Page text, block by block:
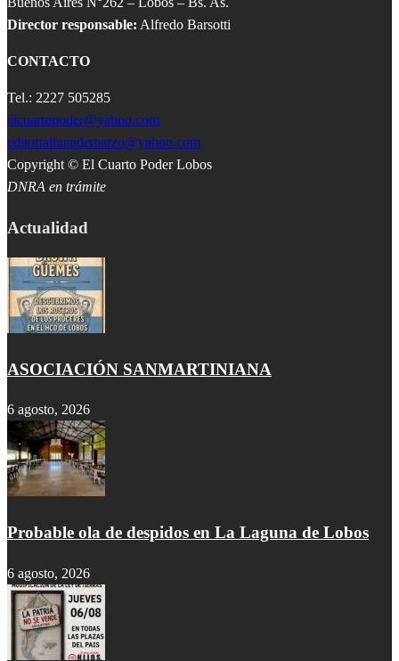
Director responsable: Alfredo Barsotti
CONTACTO
Tel.: 2227 505285
elcuartopoder@yahoo.com
editoriallunademarzo@yahoo.com
Copyright © El Cuarto Poder Lobos
DNRA en trámite
Actualidad
ASOCIACIÓN SANMARTINIANA
6 agosto, 2026
Probable ola de despidos en La Laguna de Lobos
6 agosto, 2026